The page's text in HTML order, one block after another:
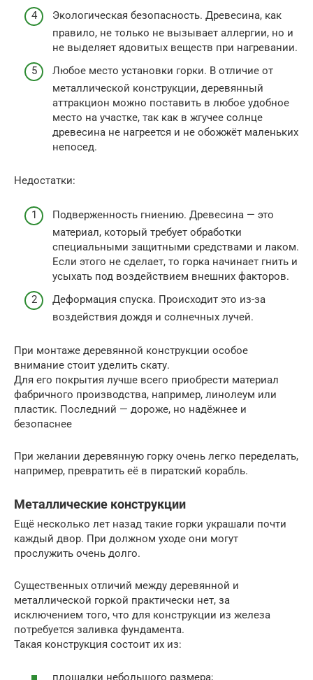
Экологическая безопасность. Древесина, как
правило, не только не вызывает аллергии, но и
не выделяет ядовитых веществ при нагревании.
Любое место установки горки. В отличие от
металлической конструкции, деревянный
аттракцион можно поставить в любое удобное
место на участке, так как в жгучее солнце
древесина не нагреется и не обожжёт маленьких
непосед.
Недостатки:
Подверженность гниению. Древесина — это
материал, который требует обработки
специальными защитными средствами и лаком.
Если этого не сделает, то горка начинает гнить и
усыхать под воздействием внешних факторов.
Деформация спуска. Происходит это из-за
воздействия дождя и солнечных лучей.
При монтаже деревянной конструкции особое
внимание стоит уделить скату.
Для его покрытия лучше всего приобрести материал
фабричного производства, например, линолеум или
пластик. Последний — дороже, но надёжнее и
безопаснее
При желании деревянную горку очень легко переделать,
например, превратить её в пиратский корабль.
Металлические конструкции
Ещё несколько лет назад такие горки украшали почти
каждый двор. При должном уходе они могут
прослужить очень долго.
Существенных отличий между деревянной и
металлической горкой практически нет, за
исключением того, что для конструкции из железа
потребуется заливка фундамента.
Такая конструкция состоит их из:
площадки небольшого размера;